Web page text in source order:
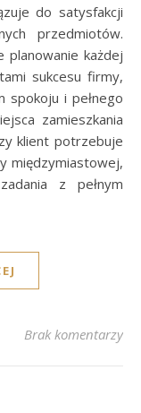
do satysfakcji
przedmiotów.
planowanie każdej
sukcesu firmy,
spokoju i pełnego
zamieszkania
klient potrzebuje
międzymiastowej,
z pełnym
Brak komentarzy